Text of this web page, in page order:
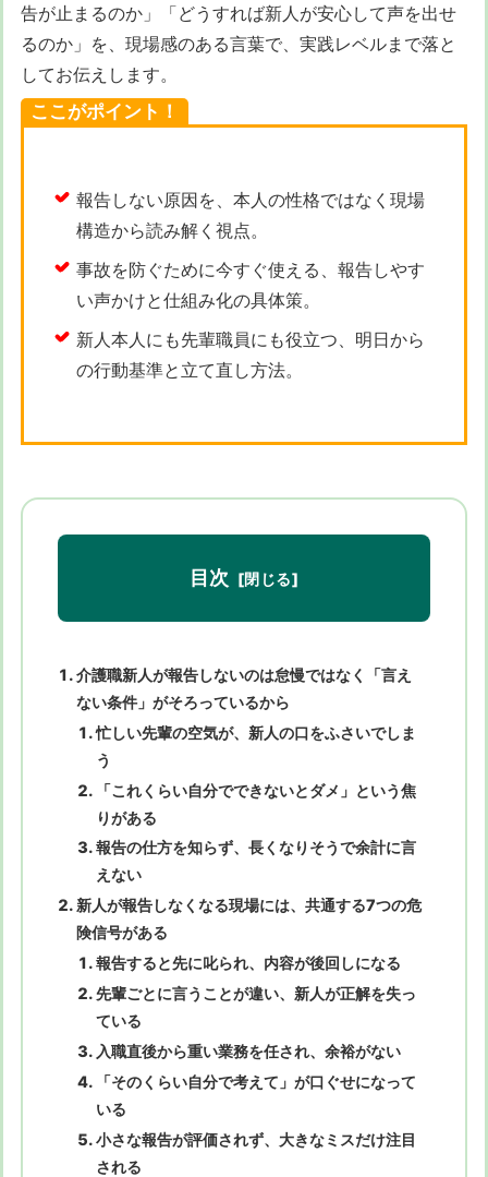
告が止まるのか」「どうすれば新人が安心して声を出せ
るのか」を、現場感のある言葉で、実践レベルまで落と
してお伝えします。
ここがポイント！
報告しない原因を、本人の性格ではなく現場
構造から読み解く視点。
事故を防ぐために今すぐ使える、報告しやす
い声かけと仕組み化の具体策。
新人本人にも先輩職員にも役立つ、明日から
の行動基準と立て直し方法。
目次
介護職新人が報告しないのは怠慢ではなく「言え
ない条件」がそろっているから
忙しい先輩の空気が、新人の口をふさいでしま
う
「これくらい自分でできないとダメ」という焦
りがある
報告の仕方を知らず、長くなりそうで余計に言
えない
新人が報告しなくなる現場には、共通する7つの危
険信号がある
報告すると先に叱られ、内容が後回しになる
先輩ごとに言うことが違い、新人が正解を失っ
ている
入職直後から重い業務を任され、余裕がない
「そのくらい自分で考えて」が口ぐせになって
いる
小さな報告が評価されず、大きなミスだけ注目
される